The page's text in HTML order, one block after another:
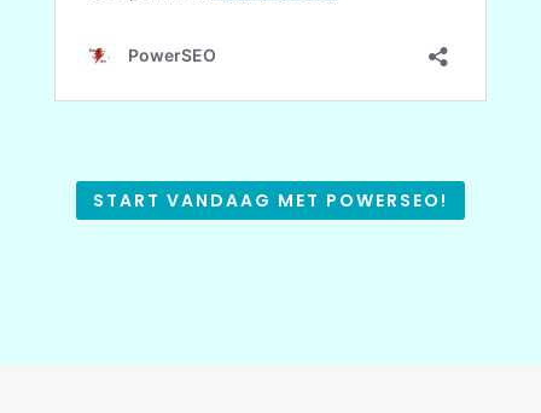
START VANDAAG MET POWERSEO!